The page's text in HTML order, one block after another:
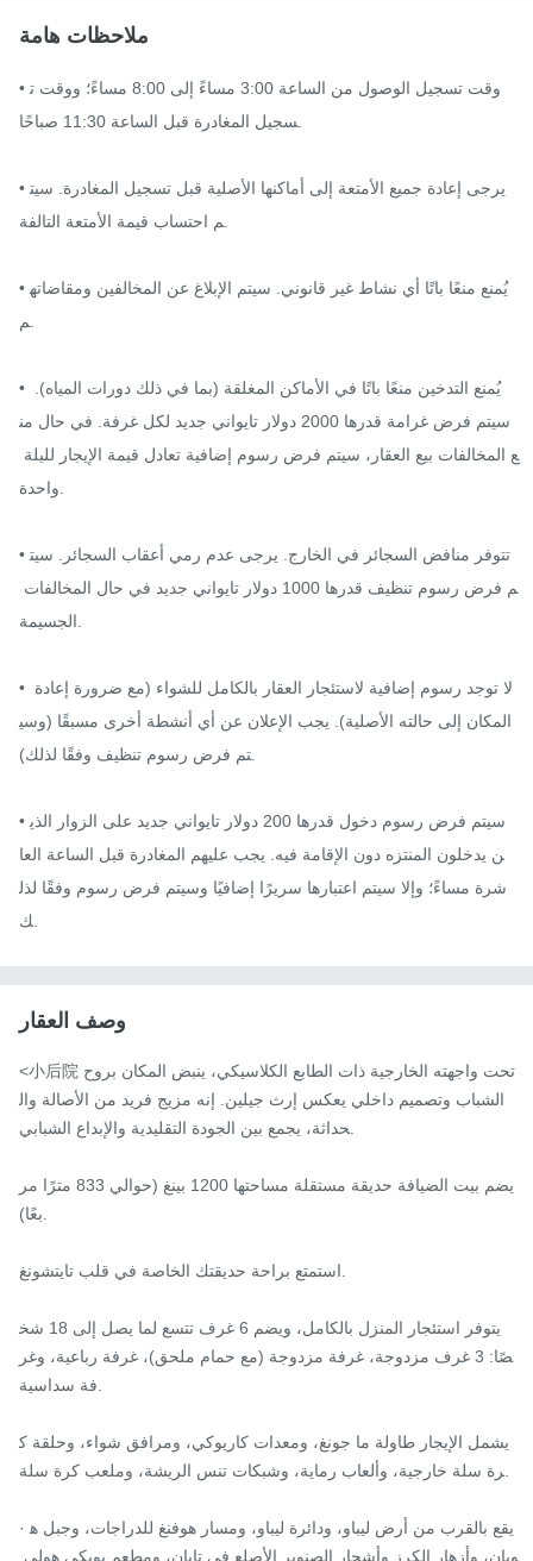
ملاحظات هامة
• وقت تسجيل الوصول من الساعة 3:00 مساءً إلى 8:00 مساءً؛ ووقت ت
سجيل المغادرة قبل الساعة 11:30 صباحًا.
• يرجى إعادة جميع الأمتعة إلى أماكنها الأصلية قبل تسجيل المغادرة. سيت
م احتساب قيمة الأمتعة التالفة.
• يُمنع منعًا باتًا أي نشاط غير قانوني. سيتم الإبلاغ عن المخالفين ومقاضاته
م.
• يُمنع التدخين منعًا باتًا في الأماكن المغلقة (بما في ذلك دورات المياه).
سيتم فرض غرامة قدرها 2000 دولار تايواني جديد لكل غرفة. في حال من
واحدة.
• تتوفر منافض السجائر في الخارج. يرجى عدم رمي أعقاب السجائر. سيت
الجسيمة.
• لا توجد رسوم إضافية لاستئجار العقار بالكامل للشواء (مع ضرورة إعادة
المكان إلى حالته الأصلية). يجب الإعلان عن أي أنشطة أخرى مسبقًا (وسي
تم فرض رسوم تنظيف وفقًا لذلك).
• سيتم فرض رسوم دخول قدرها 200 دولار تايواني جديد على الزوار الذي
ن يدخلون المنتزه دون الإقامة فيه. يجب عليهم المغادرة قبل الساعة العا
شرة مساءً؛ وإلا سيتم اعتبارها سريرًا إضافيًا وسيتم فرض رسوم وفقًا لذل
وصف العقار
<小后院تحت واجهته الخارجية ذات الطابع الكلاسيكي، ينبض المكان بروح
الشباب وتصميم داخلي يعكس إرث جيلين. إنه مزيج فريد من الأصالة وال
حداثة، يجمع بين الجودة التقليدية والإبداع الشبابي.
يضم بيت الضيافة حديقة مستقلة مساحتها 1200 بينغ (حوالي 833 مترًا مر
بعًا).
استمتع براحة حديقتك الخاصة في قلب تايتشونغ.
يتوفر استئجار المنزل بالكامل، ويضم 6 غرف تتسع لما يصل إلى 18 شخ
صًا: 3 غرف مزدوجة، غرفة مزدوجة (مع حمام ملحق)، غرفة رباعية، وغر
فة سداسية.
يشمل الإيجار طاولة ما جونغ، ومعدات كاريوكي، ومرافق شواء، وحلقة ك
رة سلة خارجية، وألعاب رماية، وشبكات تنس الريشة، وملعب كرة سلة.
· يقع بالقرب من أرض ليباو، ودائرة ليباو، ومسار هوفنغ للدراجات، وجبل ه